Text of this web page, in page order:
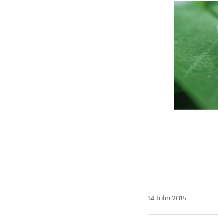
14 Julio 2015